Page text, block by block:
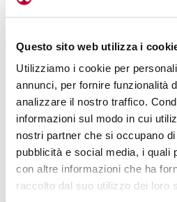
Questo sito web utilizza i
Utilizziamo i cookie per
annunci, per fornire funzionalità
analizzare il nostro traffico.
informazioni sul modo in cui
nostri partner che si occupano
pubblicità e social media, i quali
con altre informazioni che ha
raccolto dal suo utilizzo dei loro
Le ruote da 20″ con pneumatici oversize ne
confortevole su tutti i terreni
DALLE RUOTE AL TELAIO AGLI
POLIVALENZA
Andiamo ora alle caratteristiche